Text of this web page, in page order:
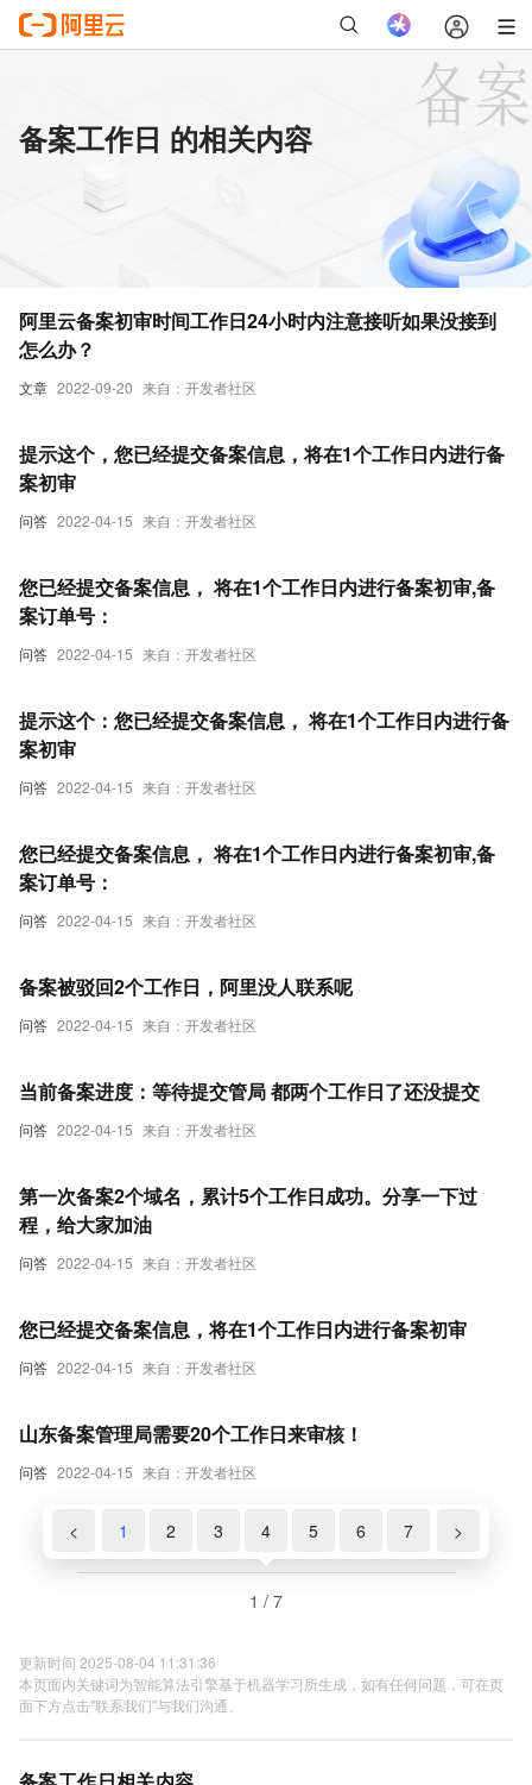
备案工作日 的相关内容
文章 2022-09-20 来自：开发者社区
阿里云备案初审时间工作日24小时内注意接听如果没接到
怎么办？
问答 2022-04-15 来自：开发者社区
提示这个，您已经提交备案信息，将在1个工作日内进行备
案初审
问答 2022-04-15 来自：开发者社区
您已经提交备案信息， 将在1个工作日内进行备案初审,备
案订单号：
问答 2022-04-15 来自：开发者社区
提示这个：您已经提交备案信息， 将在1个工作日内进行备
案初审
问答 2022-04-15 来自：开发者社区
您已经提交备案信息， 将在1个工作日内进行备案初审,备
案订单号：
问答 2022-04-15 来自：开发者社区
备案被驳回2个工作日，阿里没人联系呢
问答 2022-04-15 来自：开发者社区
当前备案进度：等待提交管局 都两个工作日了还没提交
问答 2022-04-15 来自：开发者社区
第一次备案2个域名，累计5个工作日成功。分享一下过
程，给大家加油
问答 2022-04-15 来自：开发者社区
您已经提交备案信息，将在1个工作日内进行备案初审
问答 2022-04-15 来自：开发者社区
山东备案管理局需要20个工作日来审核！
< 1 2 3 4 5 6 7 >
1 / 7
更新时间 2025-08-04 11:31:36
本页面内关键词为智能算法引擎基于机器学习所生成，如有任何问题，可在页
面下方点击"联系我们"与我们沟通。